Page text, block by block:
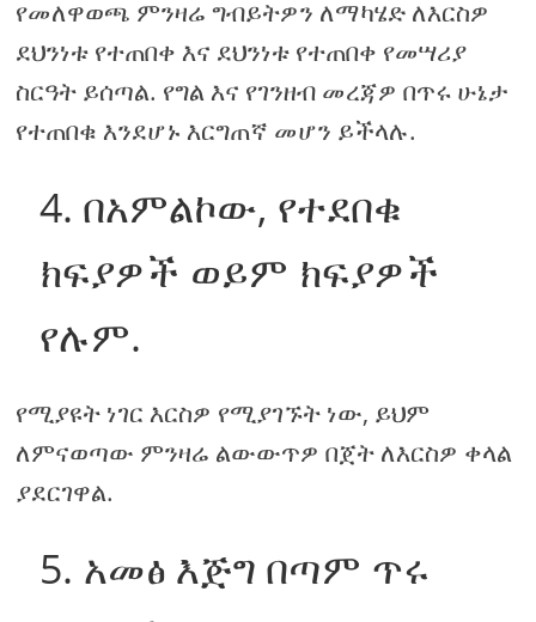
የመለዋወጫ ምንዛሬ ግብይትዎን ለማካሄድ ለእርስዎ
ደህንነቱ የተጠበቀ እና ደህንነቱ የተጠበቀ የመሣሪያ
ስርዓት ይሰጣል. የግል እና የገንዘብ መረጃዎ በጥሩ ሁኔታ
የተጠበቁ እንደሆኑ እርግጠኛ መሆን ይችላሉ.
4. በአምልኮው, የተደበቁ
ክፍያዎች ወይም ክፍያዎች
የሉም.
የሚያዩት ነገር እርስዎ የሚያገኙት ነው, ይህም
ለምናወጣው ምንዛሬ ልውውጥዎ በጀት ለእርስዎ ቀላል
ያደርገዋል.
5. አመፅ እጅግ በጣም ጥሩ